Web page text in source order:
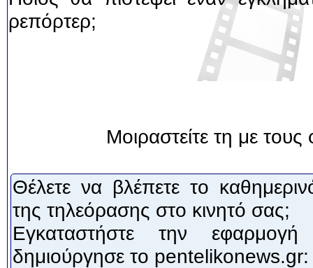
ρεπόρτερ;
Μοιραστείτε τη με
Θέλετε να βλέπετε το
της τηλεόρασης στο κινητό σας;
Εγκαταστήστε την
δημιούργησε το pentelikonews.gr: